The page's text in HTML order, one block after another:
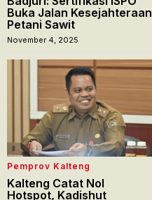
Buka Jalan Kesejahteraan
Petani Sawit
November 4, 2025
Pemprov Kalteng
Kalteng Catat Nol
Hotspot, Kadishut